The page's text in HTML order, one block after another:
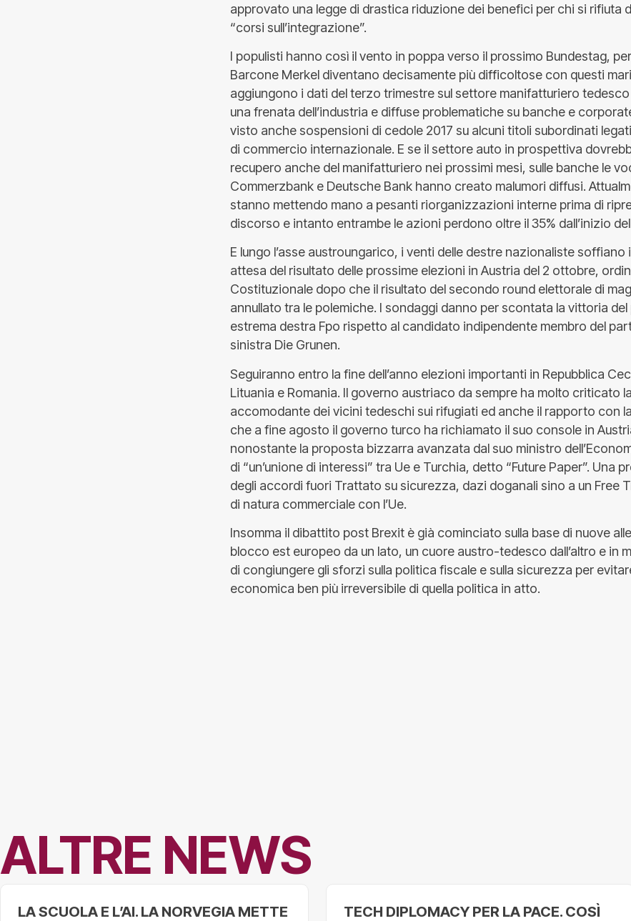
approvato una legge di drastica riduzione dei benefici per chi si rifiuta
“corsi sull’integrazione”.
I populisti hanno così il vento in poppa verso il prossimo Bundestag,
Barcone Merkel diventano decisamente più difficoltose con questi
aggiungono i dati del terzo trimestre sul settore manifatturiero
una frenata dell’industria e diffuse problematiche su banche e
visto anche sospensioni di cedole 2017 su alcuni titoli subordinati
di commercio internazionale. E se il settore auto in prospettiva
recupero anche del manifatturiero nei prossimi mesi, sulle banche le
Commerzbank e Deutsche Bank hanno creato malumori diffusi.
stanno mettendo mano a pesanti riorganizzazioni interne prima di
discorso e intanto entrambe le azioni perdono oltre il 35% dall’inizio
E lungo l’asse austroungarico, i venti delle destre nazionaliste soffiano
attesa del risultato delle prossime elezioni in Austria del 2 ottobre,
Costituzionale dopo che il risultato del secondo round elettorale di
annullato tra le polemiche. I sondaggi danno per scontata la vittoria
estrema destra Fpo rispetto al candidato indipendente membro del
sinistra Die Grunen.
Seguiranno entro la fine dell’anno elezioni importanti in Repubblica
Lituania e Romania. Il governo austriaco da sempre ha molto criticato
accomodante dei vicini tedeschi sui rifugiati ed anche il rapporto con
che a fine agosto il governo turco ha richiamato il suo console in
nonostante la proposta bizzarra avanzata dal suo ministro
di “un’unione di interessi” tra Ue e Turchia, detto “Future Paper”. Una
degli accordi fuori Trattato su sicurezza, dazi doganali sino a un Free
di natura commerciale con l’Ue.
Insomma il dibattito post Brexit è già cominciato sulla base di nuove
blocco est europeo da un lato, un cuore austro-tedesco dall’altro e in
di congiungere gli sforzi sulla politica fiscale e sulla sicurezza per
economica ben più irreversibile di quella politica in atto.
ALTRE NEWS
LA SCUOLA E L’AI. LA NORVEGIA METTE
TECH DIPLOMACY PER LA PACE. COSÌ